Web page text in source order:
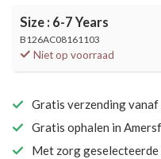
Size : 6-7 Years
B126AC08161103
Niet op voorraad
Gratis verzending
Gratis ophalen in
Met zorg geselecteerde